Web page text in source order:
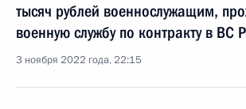
тысяч рублей военнослужащим,
военную службу по контракту в ВС
3 ноября 2022 года, 22:15